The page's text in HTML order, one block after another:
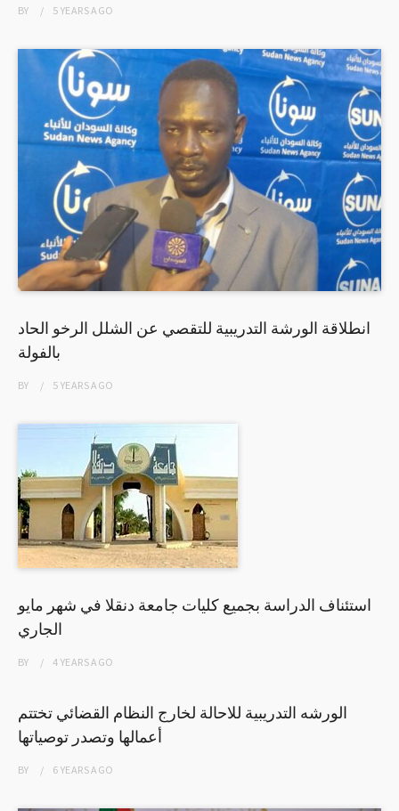
BY 5 YEARSAGO
انطلاقة الورشة التدريبية للتقصي عن الشلل الرخو الحاد
بالفولة
BY 5 YEARSAGO
استئناف الدراسة بجميع كليات جامعة دنقلا في شهر مايو
الجاري
BY 4 YEARSAGO
الورشه التدريبية للاحالة لخارج النظام القضائي تختتم
أعمالها وتصدر توصياتها
BY 6 YEARSAGO